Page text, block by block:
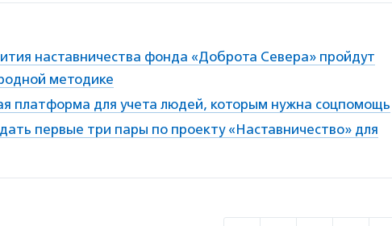
наставничества фонда «Доброта Севера» пройдут
методике
платформа для учета людей, которым нужна соцпомощь
первые три пары по проекту «Наставничество» для